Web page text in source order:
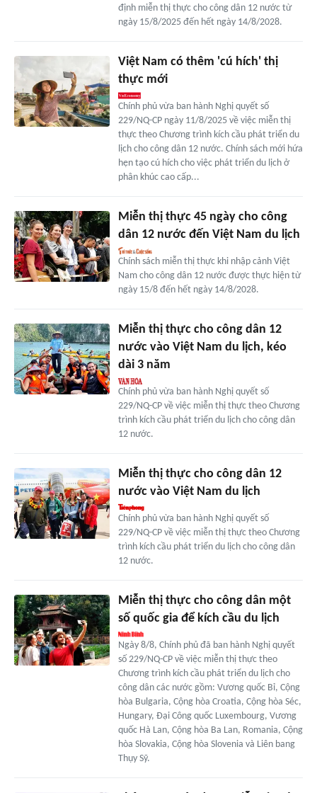
định miễn thị thực cho công dân 12 nước từ
ngày 15/8/2025 đến hết ngày 14/8/2028.
Việt Nam có thêm 'cú hích' thị
thực mới
Chính phủ vừa ban hành Nghị quyết số
229/NQ-CP ngày 11/8/2025 về việc miễn thị
thực theo Chương trình kích cầu phát triển du
lịch cho công dân 12 nước. Chính sách mới hứa
hẹn tạo cú hích cho việc phát triển du lịch ở
phân khúc cao cấp...
Miễn thị thực 45 ngày cho công
dân 12 nước đến Việt Nam du lịch
Chính sách miễn thị thực khi nhập cảnh Việt
Nam cho công dân 12 nước được thực hiện từ
ngày 15/8 đến hết ngày 14/8/2028.
Miễn thị thực cho công dân 12
nước vào Việt Nam du lịch, kéo
dài 3 năm
Chính phủ vừa ban hành Nghị quyết số
229/NQ-CP về việc miễn thị thực theo Chương
trình kích cầu phát triển du lịch cho công dân
12 nước.
Miễn thị thực cho công dân 12
nước vào Việt Nam du lịch
Chính phủ vừa ban hành Nghị quyết số
229/NQ-CP về việc miễn thị thực theo Chương
trình kích cầu phát triển du lịch cho công dân
12 nước.
Miễn thị thực cho công dân một
số quốc gia để kích cầu du lịch
Ngày 8/8, Chính phủ đã ban hành Nghị quyết
số 229/NQ-CP về việc miễn thị thực theo
Chương trình kích cầu phát triển du lịch cho
công dân các nước gồm: Vương quốc Bỉ, Cộng
hòa Bulgaria, Cộng hòa Croatia, Cộng hòa Séc,
Hungary, Đại Công quốc Luxembourg, Vương
quốc Hà Lan, Cộng hòa Ba Lan, Romania, Cộng
hòa Slovakia, Cộng hòa Slovenia và Liên bang
Thụy Sỹ.